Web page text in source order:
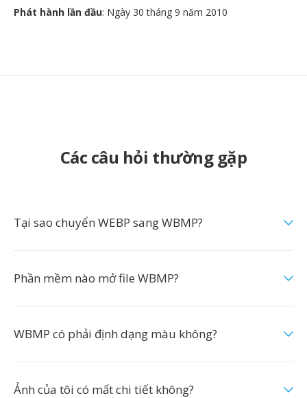
Phát hành lần đầu: Ngày 30 tháng 9 năm 2010
Các câu hỏi thường gặp
Tại sao chuyển WEBP sang WBMP?
Phần mềm nào mở file WBMP?
WBMP có phải định dạng màu không?
Ảnh của tôi có mất chi tiết không?